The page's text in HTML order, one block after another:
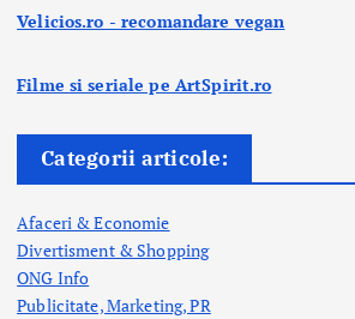
Velicios.ro - recomandare vegan
Filme si seriale pe ArtSpirit.ro
Categorii articole:
Afaceri & Economie
Divertisment & Shopping
ONG Info
Publicitate, Marketing, PR